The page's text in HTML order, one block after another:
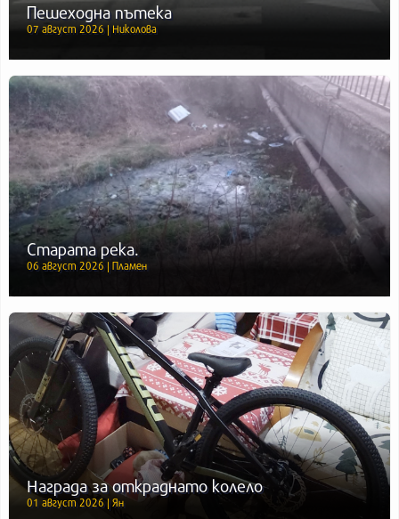
Пешеходна пътека
07 август 2026 | Николова
Старата река.
06 август 2026 | Пламен
Награда за откраднато колело
01 август 2026 | Ян